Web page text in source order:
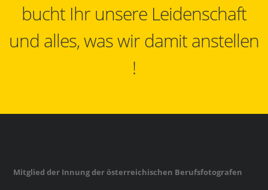
bucht Ihr unsere Leidenschaft
und alles, was wir damit anstellen
!
Mitglied der Innung der österreichischen Berufsfotografen